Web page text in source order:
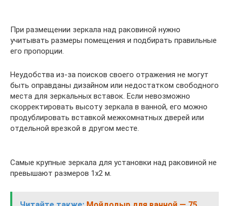
При размещении зеркала над раковиной нужно
учитывать размеры помещения и подбирать правильные
его пропорции.
Неудобства из-за поисков своего отражения не могут
быть оправданы дизайном или недостатком свободного
места для зеркальных вставок. Если невозможно
скорректировать высоту зеркала в ванной, его можно
продублировать вставкой межкомнатных дверей или
отдельной врезкой в другом месте.
Самые крупные зеркала для установки над раковиной не
превышают размеров 1х2 м.